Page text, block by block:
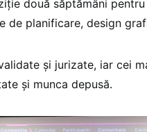
două săptămâni
de planificare, design
și jurizate, iar cei
și munca depusă.